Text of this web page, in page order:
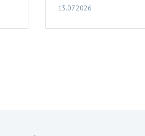
13.07.2026